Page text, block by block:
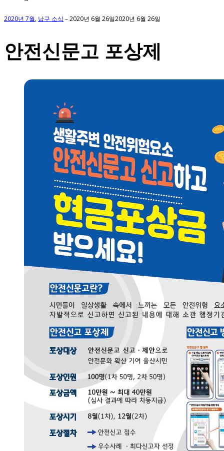
2020년 7월, 남구 소식 –2020년 6월 26일2020년 6월 26일
안전신문고 포상제